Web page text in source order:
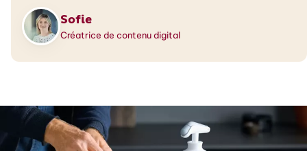
Sofie
Créatrice de contenu digital